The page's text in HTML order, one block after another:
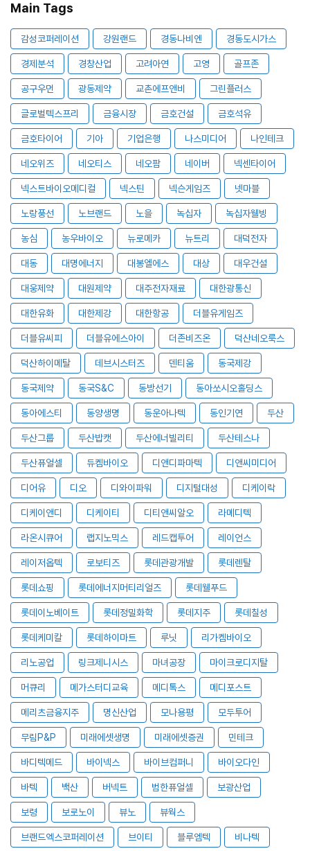
Main Tags
감성코퍼레이션 강원랜드 경동나비엔 경동도시가스
경제분석 경창산업 고려아연 고영 골프존
공구우먼 광동제약 교촌에프앤비 그린플러스
글로벌텍스프리 금융시장 금호건설 금호석유
금호타이어 기아 기업은행 나스미디어 나인테크
네오위즈 네오티스 네오팜 네이버 넥센타이어
넥스트바이오메디컬 넥스틴 넥슨게임즈 넷마블
노랑풍선 노브랜드 노을 녹십자 녹십자웰빙
농심 농우바이오 뉴로메카 뉴트리 대덕전자
대동 대명에너지 대봉엘에스 대상 대우건설
대웅제약 대원제약 대주전자재료 대한광통신
대한유화 대한제강 대한항공 더블유게임즈
더블유씨피 더블유에스아이 더존비즈온 덕산네오룩스
덕산하이메탈 데브시스터즈 덴티움 동국제강
동국제약 동국S&C 동방선기 동아쏘시오홀딩스
동아에스티 동양생명 동운아나텍 동인기연 두산
두산그룹 두산밥캣 두산에너빌리티 두산테스나
두산퓨얼셀 듀켐바이오 디앤디파마텍 디앤씨미디어
디어유 디오 디와이파워 디지털대성 디케이락
디케이앤디 디케이티 디티앤씨알오 라메디텍
라온시큐어 랩지노믹스 레드캡투어 레이언스
레이저옵텍 로보티즈 롯데관광개발 롯데렌탈
롯데쇼핑 롯데에너지머티리얼즈 롯데웰푸드
롯데이노베이트 롯데정밀화학 롯데지주 롯데칠성
롯데케미칼 롯데하이마트 루닛 리가켐바이오
리노공업 링크제니시스 마녀공장 마이크로디지탈
머큐리 메가스터디교육 메디톡스 메디포스트
메리츠금융지주 명신산업 모나용평 모두투어
무림P&P 미래에셋생명 미래에셋증권 민테크
바디텍메드 바이넥스 바이브컴퍼니 바이오다인
바텍 백산 버넥트 범한퓨얼셀 보광산업
보령 보로노이 뷰노 뷰웍스
브랜드엑스코퍼레이션 브이티 블루엠텍 비나텍